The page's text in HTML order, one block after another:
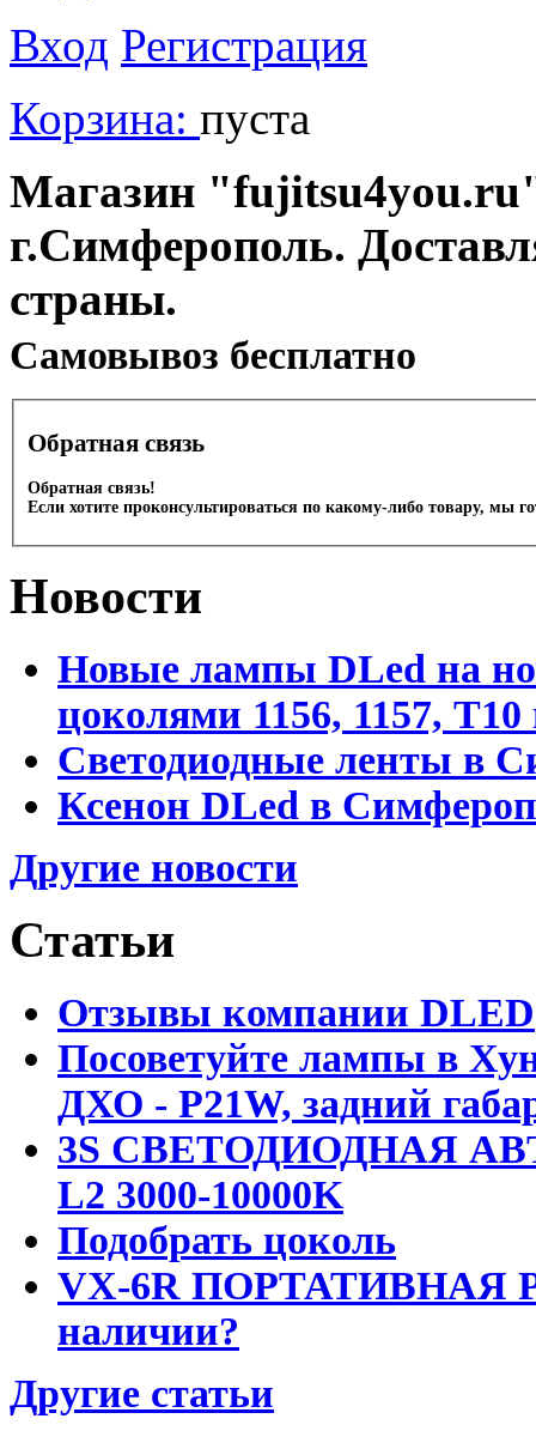
Вход Регистрация
Корзина: пуста
Магазин
г.Симферополь.
страны.
Cамовывоз бесплатно
Обратная связь
Обратная связь!
Если хотите проконсультироваться по какому-либо товару, мы
Новости
Новые лампы DLed на
цоколями 1156, 1157,
Светодиодные ленты в
Ксенон DLed в
Другие новости
Статьи
Отзывы компании DLED
Посоветуйте лампы в
ДХО - P21W, задний
3S СВЕТОДИОДНАЯ
L2 3000-10000K
Подобрать цоколь
VX-6R ПОРТАТИВНАЯ
наличии?
Другие статьи